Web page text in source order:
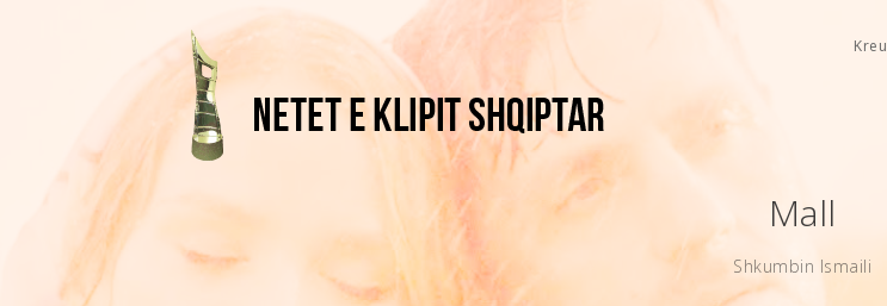
Kreu
Mall
Shkumbin Ismaili